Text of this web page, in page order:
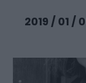
2019 / 01 /